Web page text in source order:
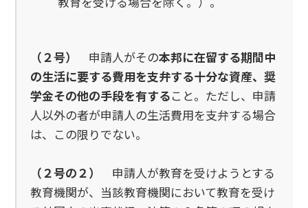
（２号） 申請人がその本邦に在留する期間中
の生活に要する費用を支弁する十分な資産、奨
学金その他の手段を有すること。ただし、申請
人以外の者が申請人の生活費用を支弁する場合
は、この限りでない。
（２号の２）
申請人が教育を受けようとする
教育機関が、当該教育機関において教育を受け